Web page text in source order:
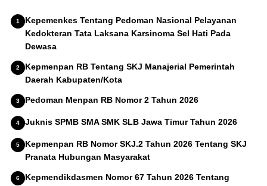
Kepemenkes Tentang Pedoman Nasional Pelayanan
Kedokteran Tata Laksana Karsinoma Sel Hati Pada
Dewasa
Kepmenpan RB Tentang SKJ Manajerial Pemerintah
Daerah Kabupaten/Kota
Pedoman Menpan RB Nomor 2 Tahun 2026
Juknis SPMB SMA SMK SLB Jawa Timur Tahun 2026
Kepmenpan RB Nomor SKJ.2 Tahun 2026 Tentang SKJ
Pranata Hubungan Masyarakat
Kepmendikdasmen Nomor 67 Tahun 2026 Tentang